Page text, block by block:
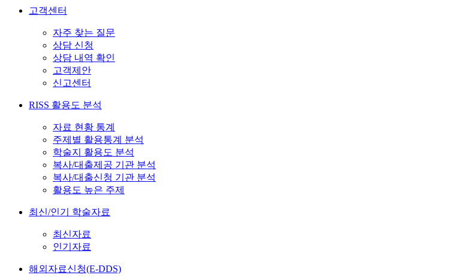
고객센터
자주 찾는 질문
상담 신청
상담 내역 확인
고객제안
신고센터
RISS 활용도 분석
자료 현황 통계
주제별 활용통계 분석
학술지 활용도 분석
복사/대출제공 기관 분석
복사/대출신청 기관 분석
활용도 높은 주제
최신/인기 학술자료
최신자료
인기자료
해외자료신청(E-DDS)